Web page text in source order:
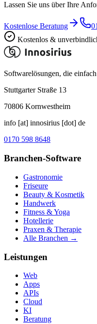
Lassen Sie uns über Ihre
Kostenlose Beratung
Kostenlos &
Softwarelösungen, die
Stuttgarter Straße 13
70806 Kornwestheim
info [at] innosirius [dot] de
0170 598 8648
Branchen-Software
Gastronomie
Friseure
Beauty & Kosmetik
Handwerk
Fitness & Yoga
Hotellerie
Praxen & Therapie
Alle Branchen →
Leistungen
Web
Apps
APIs
Cloud
KI
Beratung